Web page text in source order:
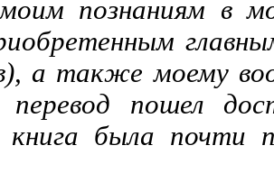
познаниям в
а также моему
пошел
книга была почти